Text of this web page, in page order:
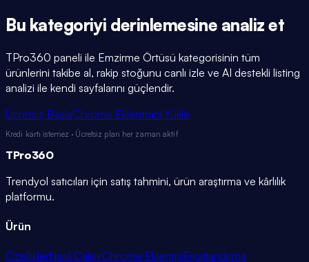
Bu kategoriyi derinlemesine analiz et
TPro360 paneli ile Emzirme Örtüsü kategorisinin tüm
ürünlerini takibe al, rakip stoğunu canlı izle ve AI destekli listing
analizi ile kendi sayfalarını güçlendir.
Ücretsiz BaşlaChrome Eklentisini Yükle
Kredi kartı istemez · Ücretsiz plan her zaman aktif
TPro360
Trendyol satıcıları için satış tahmini, ürün araştırma ve kârlılık
platformu.
Ürün
ÖzelliklerNasıl ÇalışırChrome EklentisiFiyatlandırma